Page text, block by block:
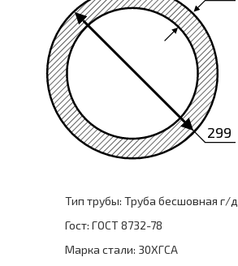
299
Тип трубы: Труба бесшовная г/д
Гост: ГОСТ 8732-78
Марка стали: 30ХГСА